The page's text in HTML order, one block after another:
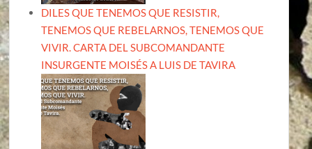
DILES QUE TENEMOS QUE RESISTIR,
TENEMOS QUE REBELARNOS, TENEMOS QUE
VIVIR. CARTA DEL SUBCOMANDANTE
INSURGENTE MOISÉS A LUIS DE TAVIRA